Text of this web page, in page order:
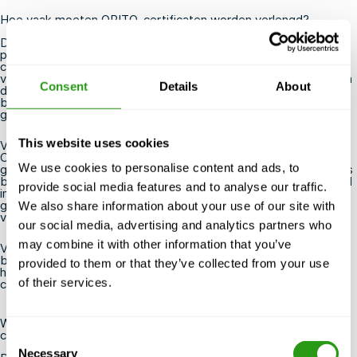
Consent Details About
This website uses cookies
We use cookies to personalise content and ads, to
provide social media features and to analyse our traffic.
We also share information about your use of our site with
our social media, advertising and analytics partners who
may combine it with other information that you’ve
provided to them or that they’ve collected from your use
of their services.
Consent
Necessary
Hoe vaak moeten OPITO-certificaten worden verlengd?
De meeste OPITO-certificaten zijn vier jaar geldig. Na deze
periode moeten werknemers een opfriscursus volgen om hun
certificaat te behouden. Zo wordt bijvoorbeeld na het behalen
van eenBOSIET-certificaat de volgende verlenging geregeld via
de FOET-cursus , waarin de meest recente noodprocedures aan
bod komen en de praktische vaardigheden op peil worden
gehouden.
Voor sommige onderdelen van de OPITO-opleiding, zoals de
CA-EBS-module, kunnen afwijkende verlengingstermijnen
gelden, afhankelijk van de specifieke certificeringsvariant. Het is
belangrijk om de vervaldata van uw individuele certificaten goed
in de gaten te houden, aangezien veel offshore-exploitanten
geen toegang tot een platform verlenen als een certificaat is
verlopen.
Vooruit plannen is essentieel. Veel professionals boeken hun
bijscholing ruim van tevoren om te voorkomen dat er hiaten in
hun certificering ontstaan, wat hun werkschema of
contractvoorwaarden zou kunnen verstoren.
Waar kunnen offshore- en onshore-medewerkers een OPITO-
certificaat behalen?